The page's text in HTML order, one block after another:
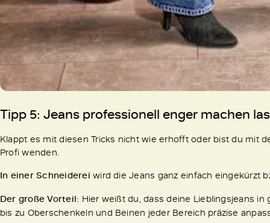
Tipp 5: Jeans professionell enger machen
Klappt es mit diesen Tricks nicht wie erhofft oder bist du mit
Profi wenden.
In einer Schneiderei wird die Jeans ganz einfach eingekürzt
Der große Vorteil: Hier weißt du, dass deine Lieblingsjeans
bis zu Oberschenkeln und Beinen jeder Bereich präzise